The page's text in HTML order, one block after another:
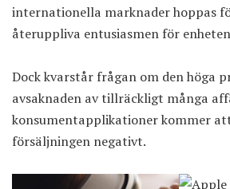
internationella marknader hoppas
återuppliva entusiasmen för
Dock kvarstår frågan om den höga
avsaknaden av tillräckligt många
konsumentapplikationer kommer
försäljningen negativt.